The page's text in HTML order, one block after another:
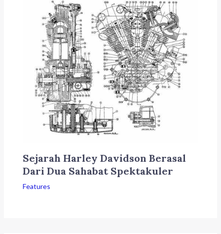
Sejarah Harley Davidson Berasal
Dari Dua Sahabat Spektakuler
Features